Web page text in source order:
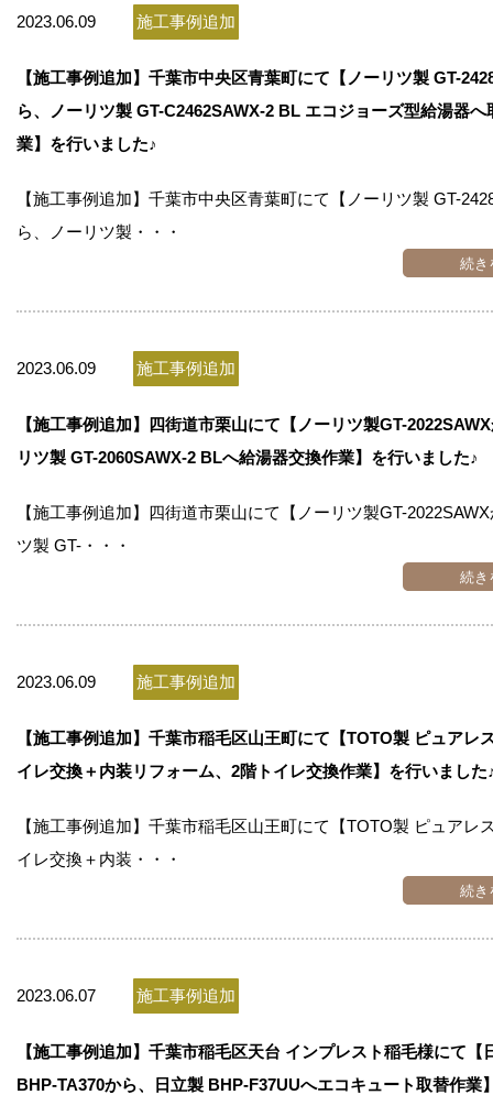
2023.06.09 施工事例追加
【施工事例追加】千葉市中央区青葉町にて【ノーリツ製 GT-
ら、ノーリツ製 GT-C2462SAWX-2 BL エコジョーズ型給湯器へ
業】を行いました♪
【施工事例追加】千葉市中央区青葉町にて【ノーリツ製 GT-
ら、ノーリツ製・・・
続き
2023.06.09 施工事例追加
【施工事例追加】四街道市栗山にて【ノーリツ製GT-
リツ製 GT-2060SAWX-2 BLへ給湯器交換作業】を行いました♪
【施工事例追加】四街道市栗山にて【ノーリツ製GT-
ツ製 GT-・・・
続き
2023.06.09 施工事例追加
【施工事例追加】千葉市稲毛区山王町にて【TOTO製 ピュアレ
イレ交換＋内装リフォーム、2階トイレ交換作業】を行いました
【施工事例追加】千葉市稲毛区山王町にて【TOTO製 ピュアレ
イレ交換＋内装・・・
続き
2023.06.07 施工事例追加
【施工事例追加】千葉市稲毛区天台 インプレスト稲毛様にて【
BHP-TA370から、日立製 BHP-F37UUへエコキュート取替作業